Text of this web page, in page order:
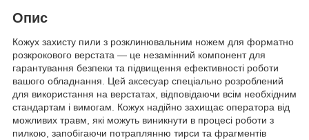
Опис
Кожух захисту пили з розклинювальним ножем для форматно
розкрокового верстата — це незамінний компонент для
гарантування безпеки та підвищення ефективності роботи
вашого обладнання. Цей аксесуар спеціально розроблений
для використання на верстатах, відповідаючи всім необхідним
стандартам і вимогам. Кожух надійно захищає оператора від
можливих травм, які можуть виникнути в процесі роботи з
пилкою, запобігаючи потраплянню тирси та фрагментів